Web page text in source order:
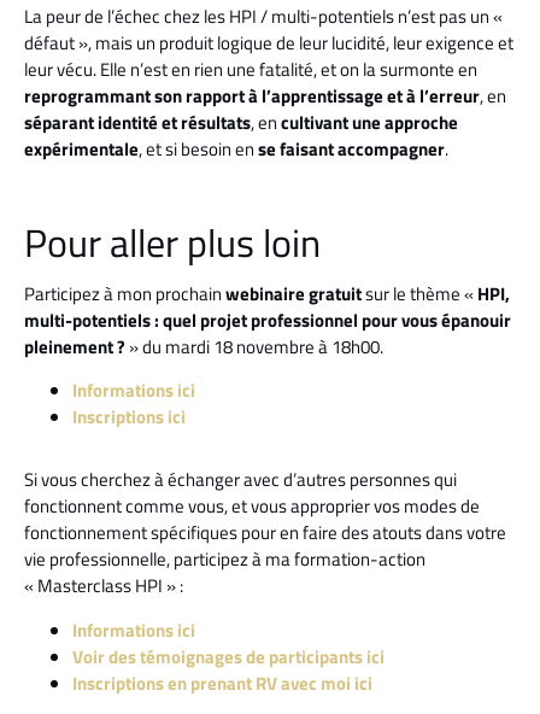
La peur de l’échec chez les HPI / multi-potentiels n’est pas un «
défaut », mais un produit logique de leur lucidité, leur exigence et
leur vécu. Elle n’est en rien une fatalité, et on la surmonte en
reprogrammant son rapport à l’apprentissage et à l’erreur, en
séparant identité et résultats, encultivant une approche
expérimentale, et si besoin ense faisant accompagner.
Pour aller plus loin
Participez à mon prochainwebinaire gratuitsur le thème « HPI,
multi-potentiels : quel projet professionnel pour vous épanouir
pleinement ? » du mardi 18 novembre à 18h00.
Informations ici
Inscriptions ici
Si vous cherchez à échanger avec d’autres personnes qui
fonctionnent comme vous, et vous approprier vos modes de
fonctionnement spécifiques pour en faire des atouts dans votre
vie professionnelle, participez à ma formation-action
« Masterclass HPI » :
Informations ici
Voir des témoignages de participants ici
Inscriptions en prenant RV avec moi ici